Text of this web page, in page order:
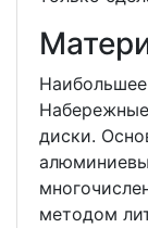
диски.
методом